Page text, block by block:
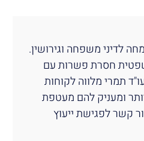
לדיני משפחה וגירושין.
חסרת פשרות עם
תמרי מלווה לקוחות
ומעניק להם מעטפת
קשר לפגישת ייעוץ